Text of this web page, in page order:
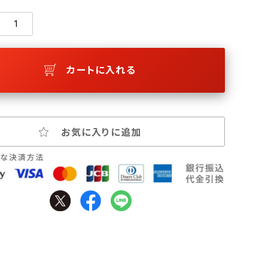
カートに入れる
お気に入りに追加